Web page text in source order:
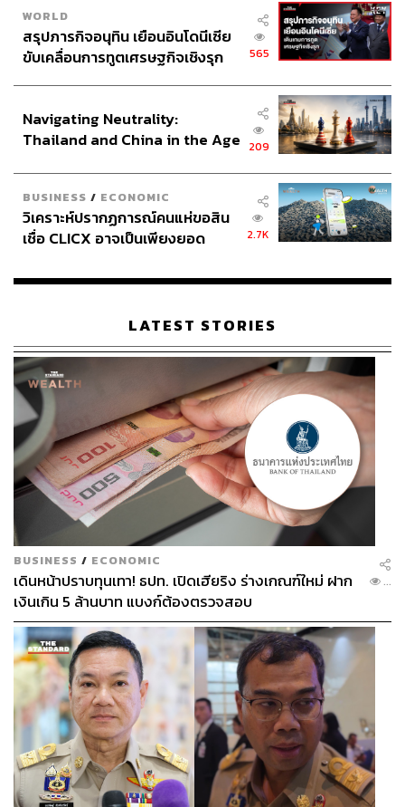
WORLD
สรุปภารกิจอนุทิน เยือนอินโดนีเซีย
ขับเคลื่อนการทูตเศรษฐกิจเชิงรุก
565
Navigating Neutrality:
Thailand and China in the Age
209
BUSINESS / ECONOMIC
วิเคราะห์ปรากฏการณ์คนแห่ขอสิน
เชื่อ CLICX อาจเป็นเพียงยอด
เรือนไทยที่ถูกซุกไว้
2.7K
LATEST STORIES
BUSINESS / ECONOMIC
เดินหน้าปราบทุนเทา! ธปท. เปิดเฮียริง ร่างเกณฑ์ใหม่ ฝาก
เงินเกิน 5 ล้านบาท แบงก์ต้องตรวจสอบ
...